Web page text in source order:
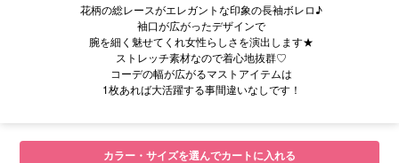
花柄の総レースがエレガントな印象の長袖ボレロ♪
袖口が広がったデザインで
腕を細く魅せてくれ女性らしさを演出します★
ストレッチ素材なので着心地抜群♡
コーデの幅が広がるマストアイテムは
1枚あれば大活躍する事間違いなしです！
カラー・サイズを選んでカートに入れる